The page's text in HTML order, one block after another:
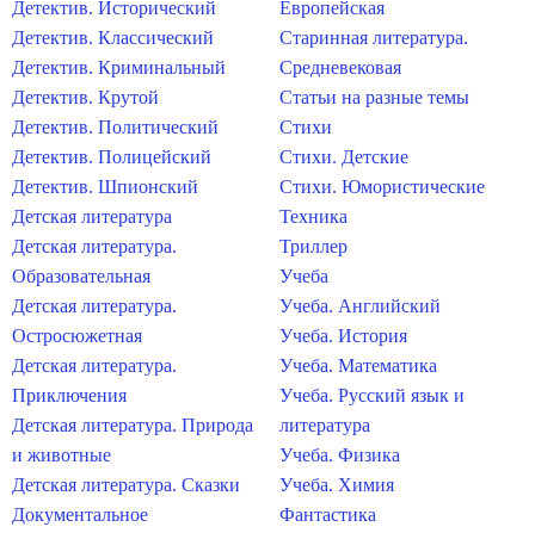
Детектив. Исторический
Детектив. Классический
Детектив. Криминальный
Детектив. Крутой
Детектив. Политический
Детектив. Полицейский
Детектив. Шпионский
Детская литература
Детская литература.
Образовательная
Детская литература.
Остросюжетная
Детская литература.
Приключения
Детская литература. Природа
и животные
Детская литература. Сказки
Документальное
Европейская
Старинная литература.
Средневековая
Статьи на разные темы
Стихи
Стихи. Детские
Стихи. Юмористические
Техника
Триллер
Учеба
Учеба. Английский
Учеба. История
Учеба. Математика
Учеба. Русский язык и
литература
Учеба. Физика
Учеба. Химия
Фантастика